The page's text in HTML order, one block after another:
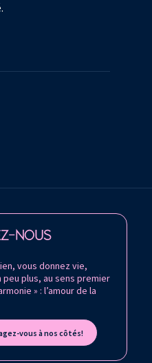
2017
NOUS
vous donnez vie,
peu plus, au sens premier
» : l’amour de la
vous à nos côtés!
de Paris sur